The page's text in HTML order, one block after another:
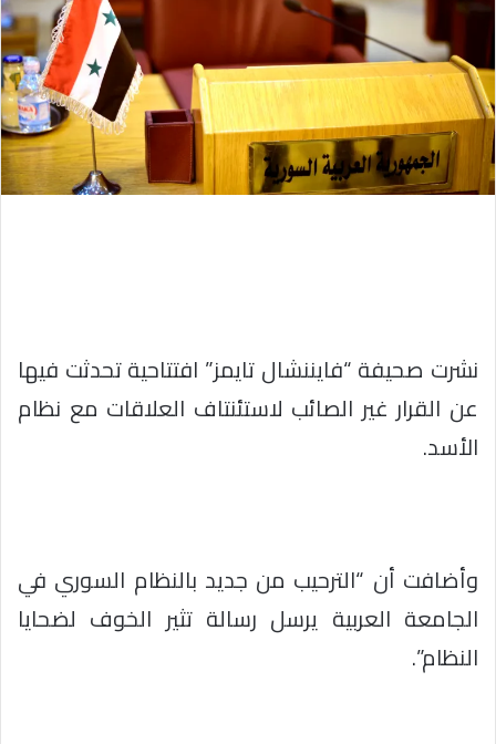
نشرت صحيفة “فايننشال تايمز” افتتاحية تحدثت فيها
عن القرار غير الصائب لاستئنتاف العلاقات مع نظام
الأسد.
وأضافت أن “الترحيب من جديد بالنظام السوري في
الجامعة العربية يرسل رسالة تثير الخوف لضحايا
النظام”.